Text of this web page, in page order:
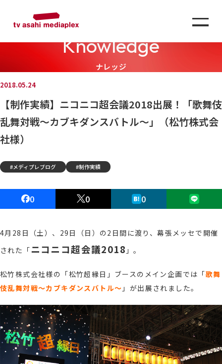
Knowledge
ナレッジ
2018.05.24
【制作実績】ニコニコ超会議2018出展！「歌舞伎
乱舞対戦〜カブキダンスバトル〜」（松竹株式会
社様）
メディプレブログ 制作実績
0 0 0
4月28日（土）、29日（日）の2日間に渡り、幕張メッセで開催
された「 ニコニコ超会議2018 」。
松竹株式会社様の「松竹超縁日」ブースのメイン企画では「歌舞
伎乱舞対戦～カブキダンスバトル～ 」が出展されました。